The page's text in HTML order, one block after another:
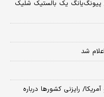
یک بالستیک شلیک
شد
رایزنی کشورها درباره